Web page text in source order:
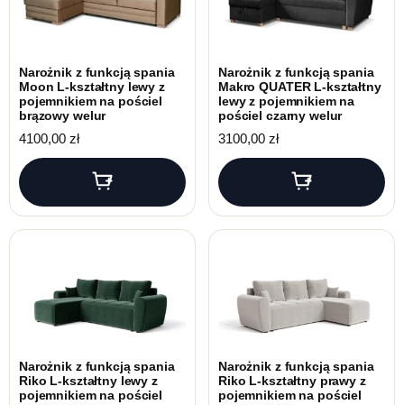
Narożnik z funkcją spania
Moon L-kształtny lewy z
pojemnikiem na pościel
brązowy welur
4100,00 zł
Narożnik z funkcją spania
Makro QUATER L-kształtny
lewy z pojemnikiem na
pościel czarny welur
3100,00 zł
Narożnik z funkcją spania
Riko L-kształtny lewy z
pojemnikiem na pościel
Narożnik z funkcją spania
Riko L-kształtny prawy z
pojemnikiem na pościel